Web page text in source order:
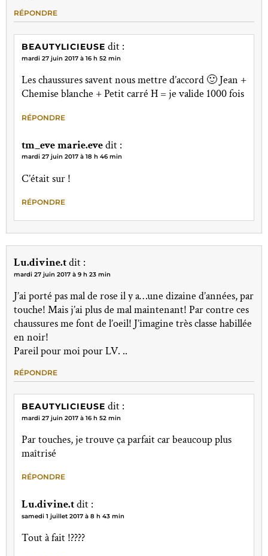
RÉPONDRE
BEAUTYLICIEUSE dit :
mardi 27 juin 2017 à 16 h 52 min
Les chaussures savent nous mettre d’accord 🙂 Jean +
Chemise blanche + Petit carré H = je valide 1000 fois
RÉPONDRE
tm_eve marie.evedit :
mardi 27 juin 2017 à 18 h 46 min
C’était sur !
RÉPONDRE
Lu.divine.tdit :
mardi 27 juin 2017 à 9 h 23 min
J’ai porté pas mal de rose il y a…une dizaine d’années, par
touche! Mais j’ai plus de mal maintenant! Par contre ces
chaussures me font de l’oeil! J’imagine très classe habillée
en noir!
Pareil pour moi pour LV. ..
RÉPONDRE
BEAUTYLICIEUSE dit :
mardi 27 juin 2017 à 16 h 52 min
Par touches, je trouve ça parfait car beaucoup plus
maîtrisé
RÉPONDRE
Lu.divine.tdit :
samedi 1 juillet 2017 à 8 h 43 min
Tout à fait !????